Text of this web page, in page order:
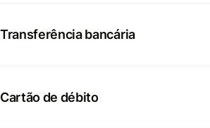
Transferência bancária
Cartão de débito